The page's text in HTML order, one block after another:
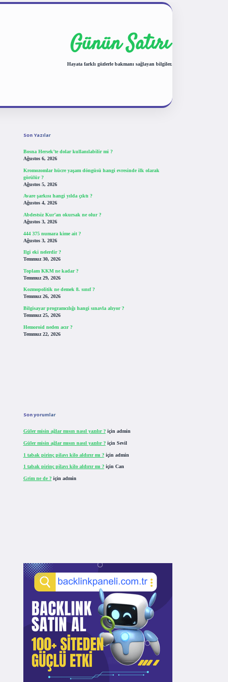
Günün Satırı
Hayata farklı gözlerle bakmanı sağlayan bilgiler.
Son Yazılar
Bosna Hersek’te dolar kullanılabilir mi ?
Ağustos 6, 2026
Kromozomlar hücre yaşam döngüsü hangi evresinde ilk olarak
görülür ?
Ağustos 5, 2026
Avare şarkısı hangi yılda çıktı ?
Ağustos 4, 2026
Abdestsiz Kur’an okursak ne olur ?
Ağustos 3, 2026
444 375 numara kime ait ?
Ağustos 3, 2026
Ilgi eki nelerdir ?
Temmuz 30, 2026
Toplam KKM ne kadar ?
Temmuz 29, 2026
Kozmopolitik ne demek 8. sınıf ?
Temmuz 26, 2026
Bilgisayar programcılığı hangi sınavla alıyor ?
Temmuz 25, 2026
Hemoroid neden acır ?
Temmuz 22, 2026
Son yorumlar
Güler misin ağlar mısın nasıl yazılır ?için admin
Güler misin ağlar mısın nasıl yazılır ?için Sevil
1 tabak pirinç pilavı kilo aldırır mı ?için admin
1 tabak pirinç pilavı kilo aldırır mı ?için Can
Grim ne de ?için admin